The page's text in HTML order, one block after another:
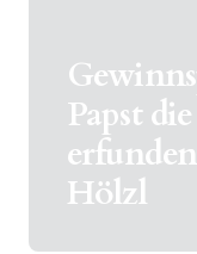
Papst
Hölzl